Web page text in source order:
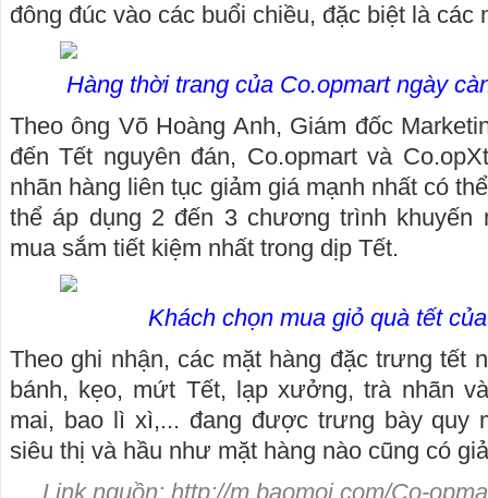
đông đúc vào các buổi chiều, đặc biệt là các
Hàng thời trang của Co.opmart ngày
Theo ông Võ Hoàng Anh, Giám đốc
đến Tết nguyên đán, Co.opmart và
nhãn hàng liên tục giảm giá mạnh nhất có
thể áp dụng 2 đến 3 chương trình khuyến
mua sắm tiết kiệm nhất trong dịp Tết.
Khách chọn mua giỏ quà tết
Theo ghi nhận, các mặt hàng đặc trưng tết
bánh, kẹo, mứt Tết, lạp xưởng, trà nhãn
mai, bao lì xì,... đang được trưng bày quy
siêu thị và hầu như mặt hàng nào cũng có
Link nguồn: http://m.baomoi.com/Co-